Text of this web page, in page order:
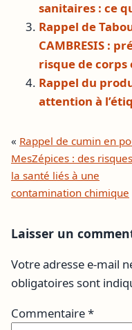
sanitaires : ce
Rappel de
CAMBRESIS :
risque de
Rappel du
attention à
« Rappel de cumin en
MesZépices : des
la santé liés à une
contamination chimique
Laisser un
Votre adresse e-mail
obligatoires sont
Commentaire*